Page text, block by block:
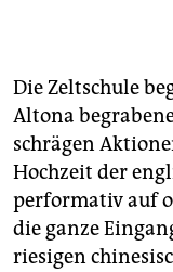
Die Zeltschule
Altona
schrägen
Hochzeit der
performativ auf
die ganze
riesigen